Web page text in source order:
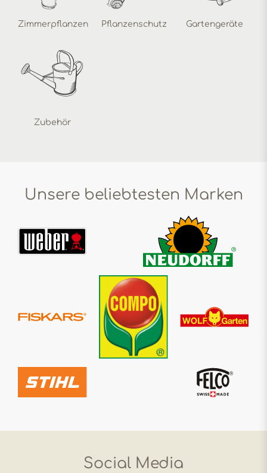
Zimmerpflanzen Pflanzenschutz Gartengeräte
Zubehör
Unsere beliebtesten Marken
Social Media